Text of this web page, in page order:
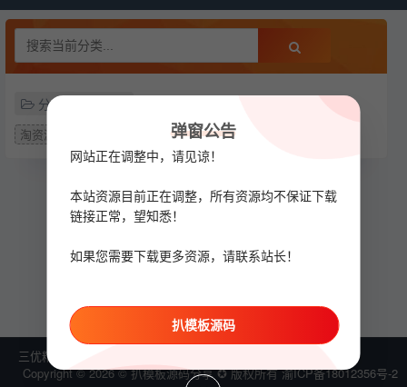
分类
淘资源
三优精选
Copyright © 2026 © 扒模板源码分享 ✪ 版权所有渝ICP备18012356号-2
弹窗公告
网站正在调整中，请见谅！
本站资源目前正在调整，所有资源均不保证下载
链接正常，望知悉！
如果您需要下载更多资源，请联系站长！
扒模板源码